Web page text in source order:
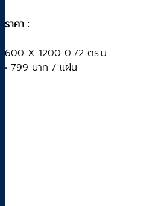
ราคา :
600 X 1200 0.72 ตร.ม.
• 799 บาท / แผ่น